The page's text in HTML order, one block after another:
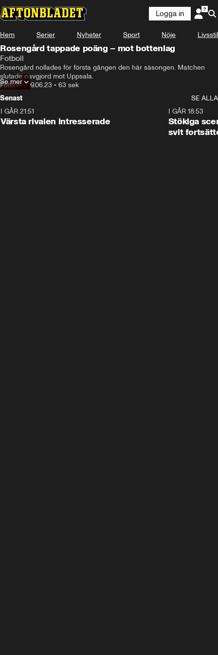
Logga in
Hem Serier Nyheter Sport Nöje Livsstil
Rosengård tappade poäng – mot bottenlag
Fotboll
Rosengård nollades för första gången den här säsongen. Matchen
slutade oavgjord mot Uppsala.
Fotboll•09.06.23 • 63 sek
Se mer
Senast
SE ALLA
I GÅR 21:51
Värsta rivalen intresserade
I GÅR 18:53
Stökiga
svit